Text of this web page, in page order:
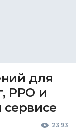
для
РРО и
сервисе
2393